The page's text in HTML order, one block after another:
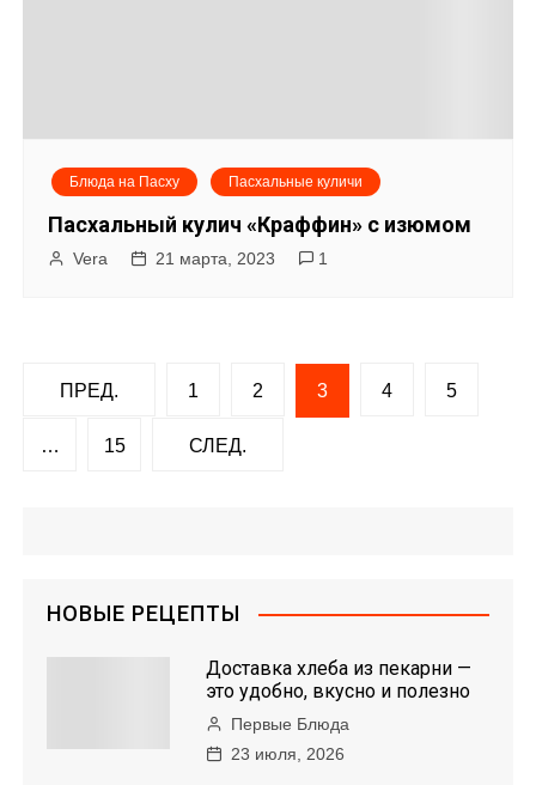
Блюда на Пасху Пасхальные куличи
Пасхальный кулич «Краффин» с изюмом
Vera 21 марта, 2023 1
а
ПРЕД. 1 2 3 4 5
… 15 СЛЕД.
НОВЫЕ РЕЦЕПТЫ
Доставка хлеба из пекарни —
это удобно, вкусно и полезно
Первые Блюда
23 июля, 2026